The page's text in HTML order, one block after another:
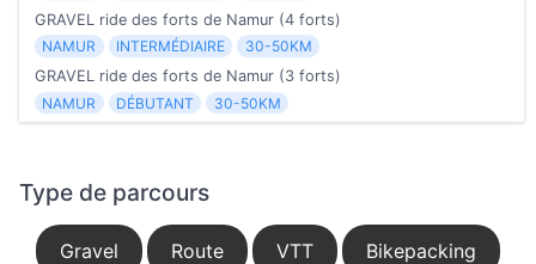
GRAVEL ride des forts de Namur (4 forts)
NAMUR
INTERMÉDIAIRE
30-50KM
GRAVEL ride des forts de Namur (3 forts)
NAMUR
DÉBUTANT 30-50KM
Type de parcours
Gravel Route VTT Bikepacking